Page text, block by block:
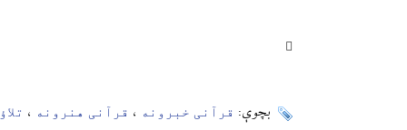
بچوې: قرآنی خبرونه ، قرآنی هنرونه ،